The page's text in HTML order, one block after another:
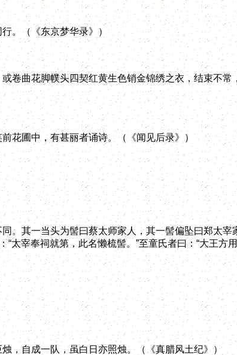
（《东京梦华录》）
曲花脚幞头四契红黄生色销金锦绣之衣，结束不常
圃中，有甚丽者诵诗。（《闻见后录》）
其一当头为髻曰蔡太师家人，其一髻偏坠曰郑太宰
太宰奉祠就第，此名懒梳髻。”至童氏者曰：“大王方
自成一队，虽白日亦照烛。（《真腊风土纪》）